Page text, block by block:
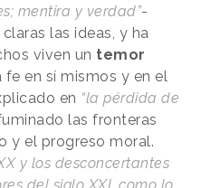
mentira y verdad”-
las ideas, y ha
viven un temor
fe en sí mismos y en el
en “la pérdida de
las fronteras
y el progreso moral.
y los desconcertantes